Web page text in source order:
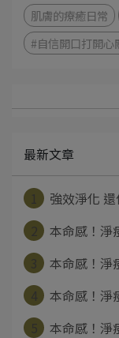
肌膚的療癒日常
#自信開口打開心
最新文章
強效淨化
本命感！淨
本命感！淨
本命感！淨
本命感！淨